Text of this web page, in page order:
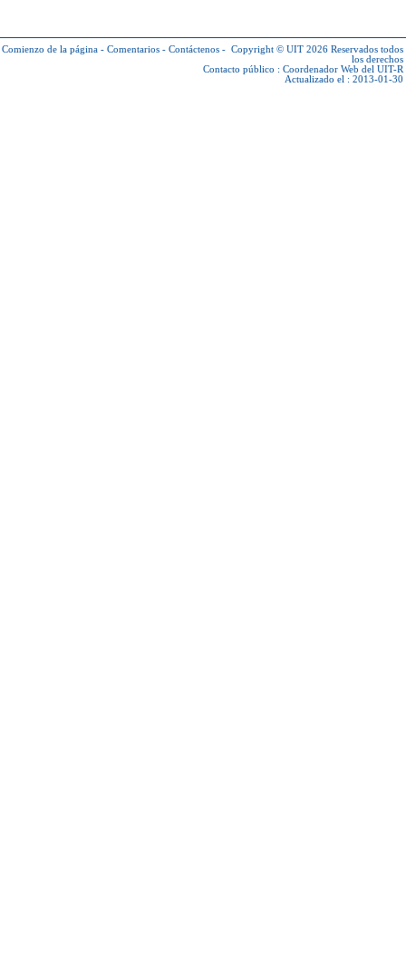
Comienzo de la página - Comentarios - Contáctenos - Copyright © UIT 2026 Reservados todos
los derechos
Contacto público : Coordenador Web del UIT-R
Actualizado el : 2013-01-30